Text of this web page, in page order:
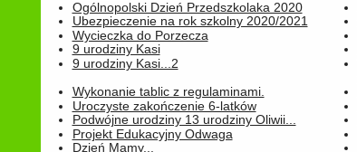
Ogólnopolski Dzień Przedszkolaka 2020
Ubezpieczenie na rok szkolny 2020/2021
Wycieczka do Porzecza
9 urodziny Kasi
9 urodziny Kasi...2
Wykonanie tablic z regulaminami.
Uroczyste zakończenie 6-latków
Podwójne urodziny 13 urodziny Oliwii...
Projekt Edukacyjny Odwaga
Dzień Mamy...